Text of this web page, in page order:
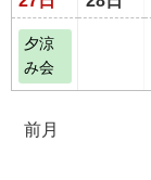
夕涼
み会
前月